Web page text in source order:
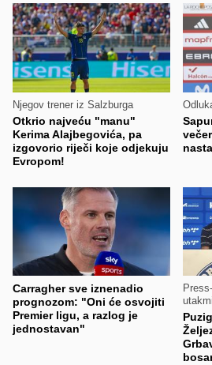
Njegov trener iz Salzburga
Otkrio najveću "manu"
Kerima Alajbegovića, pa
izgovorio riječi koje odjekuju
Evropom!
Carragher sve iznenadio
prognozom: "Oni će osvojiti
Premier ligu, a razlog je
jednostavan"